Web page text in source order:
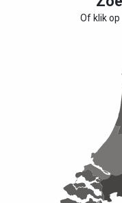
Of klik